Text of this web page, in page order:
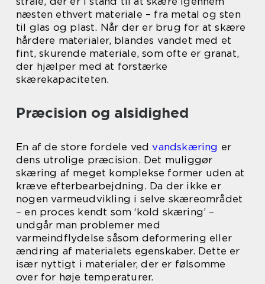
næsten ethvert materiale – fra metal og sten
til glas og plast. Når der er brug for at skære
hårdere materialer, blandes vandet med et
fint, skurende materiale, som ofte er granat,
der hjælper med at forstærke
skærekapaciteten.
Præcision og alsidighed
En af de store fordele vedvandskæring er
dens utrolige præcision. Det muliggør
skæring af meget komplekse former uden at
kræve efterbearbejdning. Da der ikke er
nogen varmeudvikling i selve skæreområdet
– en proces kendt som ‘kold skæring’ –
undgår man problemer med
varmeindflydelse såsom deformering eller
ændring af materialets egenskaber. Dette er
især nyttigt i materialer, der er følsomme
over for høje temperaturer.